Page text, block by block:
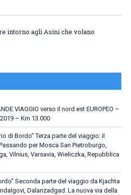
intorno agli Asini che volano
VIAGGIO verso il nord est EUROPEO –
– Km 13.000
di Bordo” Terza parte del viaggio: il
per Mosca San Pietroburgo,
Vilnius, Varsavia, Wieliczka, Repubblica
Seconda parte del viaggio da Kjachta
Dalanzadgad. La nuova via della